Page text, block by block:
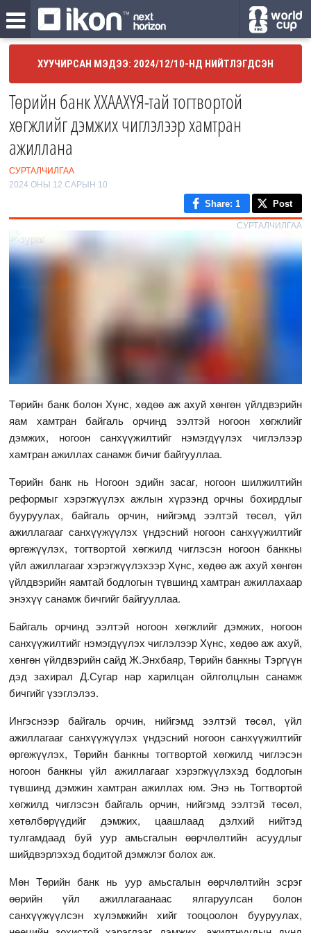
ХУУЧИРСАН МЭДЭЭ: 2024/12/10-НД НИЙТЛЭГДСЭН
Төрийн банк ХХААХҮЯ-тай тогтвортой
хөгжлийг дэмжих чиглэлээр хамтран
ажиллана
СУРТАЛЧИЛГАА
2024 ОНЫ 12 САРЫН 10
Share: 1 Post
СУРТАЛЧИЛГАА
Төрийн банк болон Хүнс, хөдөө аж ахуй хөнгөн үйлдвэрийн
яам хамтран байгаль орчинд ээлтэй ногоон хөгжлийг
дэмжих, ногоон санхүүжилтийг нэмэгдүүлэх чиглэлээр
хамтран ажиллах санамж бичиг байгууллаа.
Төрийн банк нь Ногоон эдийн засаг, ногоон шилжилтийн
реформыг хэрэгжүүлэх ажлын хүрээнд орчны бохирдлыг
бууруулах, байгаль орчин, нийгэмд ээлтэй төсөл, үйл
ажиллагааг санхүүжүүлэх үндэсний ногоон санхүүжилтийг
өргөжүүлэх, тогтвортой хөгжилд чиглэсэн ногоон банкны
үйл ажиллагааг хэрэгжүүлэхээр Хүнс, хөдөө аж ахуй хөнгөн
үйлдвэрийн яамтай бодлогын түвшинд хамтран ажиллахаар
энэхүү санамж бичгийг байгууллаа.
Байгаль орчинд ээлтэй ногоон хөгжлийг дэмжих, ногоон
санхүүжилтийг нэмэгдүүлэх чиглэлээр Хүнс, хөдөө аж ахуй,
хөнгөн үйлдвэрийн сайд Ж.Энхбаяр, Төрийн банкны Тэргүүн
дэд захирал Д.Сугар нар харилцан ойлголцлын санамж
бичгийг үзэглэлээ.
Ингэснээр байгаль орчин, нийгэмд ээлтэй төсөл, үйл
ажиллагааг санхүүжүүлэх үндэсний ногоон санхүүжилтийг
өргөжүүлэх, Төрийн банкны тогтвортой хөгжилд чиглэсэн
ногоон банкны үйл ажиллагааг хэрэгжүүлэхэд бодлогын
түвшинд дэмжин хамтран ажиллах юм. Энэ нь Тогтвортой
хөгжилд чиглэсэн байгаль орчин, нийгэмд ээлтэй төсөл,
хөтөлбөрүүдийг дэмжих, цаашлаад дэлхий нийтэд
тулгамдаад буй уур амьсгалын өөрчлөлтийн асуудлыг
шийдвэрлэхэд бодитой дэмжлэг болох аж.
Мөн Төрийн банк нь уур амьсгалын өөрчлөлтийн эсрэг
өөрийн үйл ажиллагаанаас ялгаруулсан болон
санхүүжүүлсэн хүлэмжийн хийг тооцоолон бууруулах,